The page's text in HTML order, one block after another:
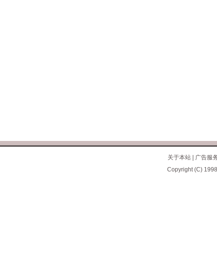
关于本站|
广告服
Copyright (C)